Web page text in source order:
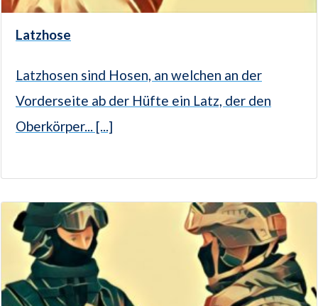
Latzhose
Latzhosen sind Hosen, an welchen an der
Vorderseite ab der Hüfte ein Latz, der den
Oberkörper... [...]